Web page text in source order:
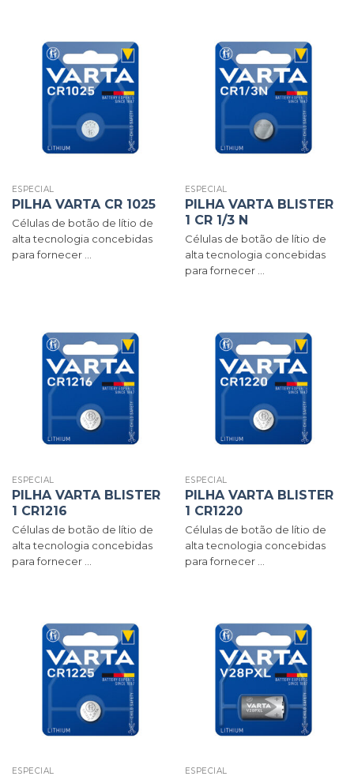
ESPECIAL
PILHA VARTA CR 1025
Células de botão de lítio de
alta tecnologia concebidas
para fornecer ...
ESPECIAL
PILHA VARTA BLISTER
1 CR 1/3 N
Células de botão de lítio de
alta tecnologia concebidas
para fornecer ...
ESPECIAL
PILHA VARTA BLISTER
1 CR1216
Células de botão de lítio de
alta tecnologia concebidas
para fornecer ...
ESPECIAL
PILHA VARTA BLISTER
1 CR1220
Células de botão de lítio de
alta tecnologia concebidas
para fornecer ...
ESPECIAL ESPECIAL